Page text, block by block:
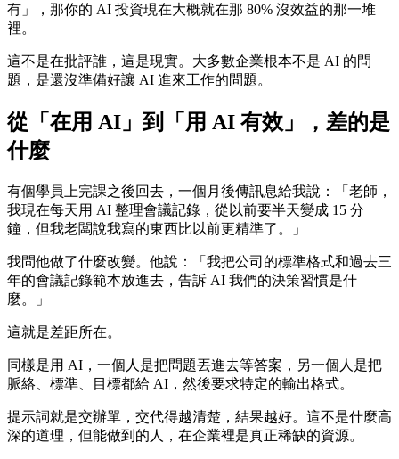
有」，那你的 AI 投資現在大概就在那 80% 沒效益的那一堆
裡。
這不是在批評誰，這是現實。大多數企業根本不是 AI 的問
題，是還沒準備好讓 AI 進來工作的問題。
從「在用 AI」到「用 AI 有效」，差的是
什麼
有個學員上完課之後回去，一個月後傳訊息給我說：「老師，
我現在每天用 AI 整理會議記錄，從以前要半天變成 15 分
鐘，但我老闆說我寫的東西比以前更精準了。」
我問他做了什麼改變。他說：「我把公司的標準格式和過去三
年的會議記錄範本放進去，告訴 AI 我們的決策習慣是什
麼。」
這就是差距所在。
同樣是用 AI，一個人是把問題丟進去等答案，另一個人是把
脈絡、標準、目標都給 AI，然後要求特定的輸出格式。
提示詞就是交辦單，交代得越清楚，結果越好。這不是什麼高
深的道理，但能做到的人，在企業裡是真正稀缺的資源。